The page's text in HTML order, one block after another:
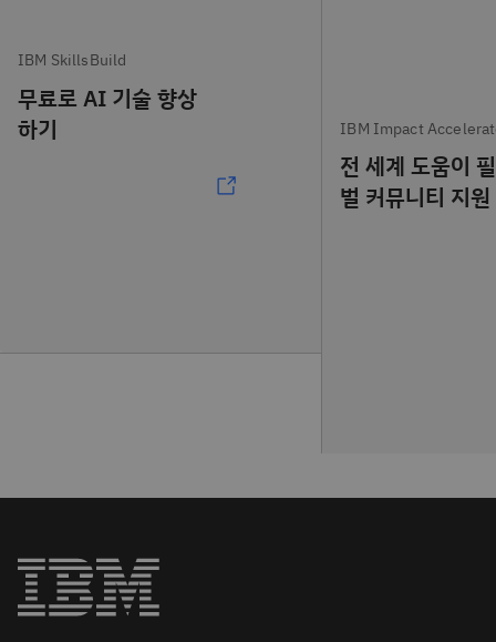
IBM SkillsBuild
무료로 AI 기술 향상
하기
IBM Impact
전 세계 도움이
벌 커뮤니티 지원